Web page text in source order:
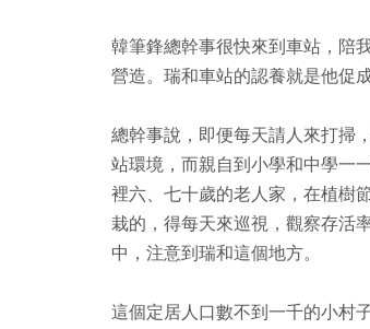
韓筆鋒總幹事很快來到車站，陪
營造。瑞和車站的認養就是他促成
總幹事說，即便每天請人來打掃
站環境，而親自到小學和中學一
裡六、七十歲的老人家，在植樹
栽的，得每天來巡視，觀察存活
中，注意到瑞和這個地方。
這個定居人口數不到一千的小村